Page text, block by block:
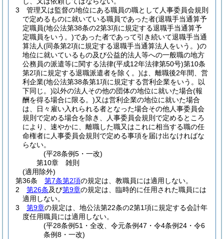
3
管理又は監督の地位にある職員の職として人事委員会規則
で定めるものに就いている職員であった者(退職手当通算予
定職員(地公法第38条の2第3項に規定する退職手当通算予
定職員をいう。)であった者であって引き続いて退職手当通
算法人(同条第2項に規定する退職手当通算法人をいう。)の
地位に就いているもの及び公益的法人等への一般職の地方
公務員の派遣等に関する法律(平成12年法律第50号)第10条
第2項に規定する退職派遣者を除く。)は、離職後2年間、営
利企業(地公法第38条第1項に規定する営利企業をいう。以
下同じ。)以外の法人その他の団体の地位に就いた場合(報
酬を得る場合に限る。)又は営利企業の地位に就いた場合
は、日々雇い入れられる者となった場合その他人事委員会
規則で定める場合を除き、人事委員会規則で定めるところ
により、速やかに、離職した職又はこれに相当する職の任
命権者に人事委員会規則で定める事項を届け出なければな
らない。
(平28条例5・一改)
第10章
雑則
(適用除外)
第36条
第7条第2項の規定は、教職員には適用しない。
2
第26条及び第9章の規定は、臨時的に任用された職員には
適用しない。
3
第9章の規定は、地公法第22条の2第1項に規定する会計年
度任用職員には適用しない。
(平28条例51・全改、令元条例47・令4条例24・令6
条例8・一改)